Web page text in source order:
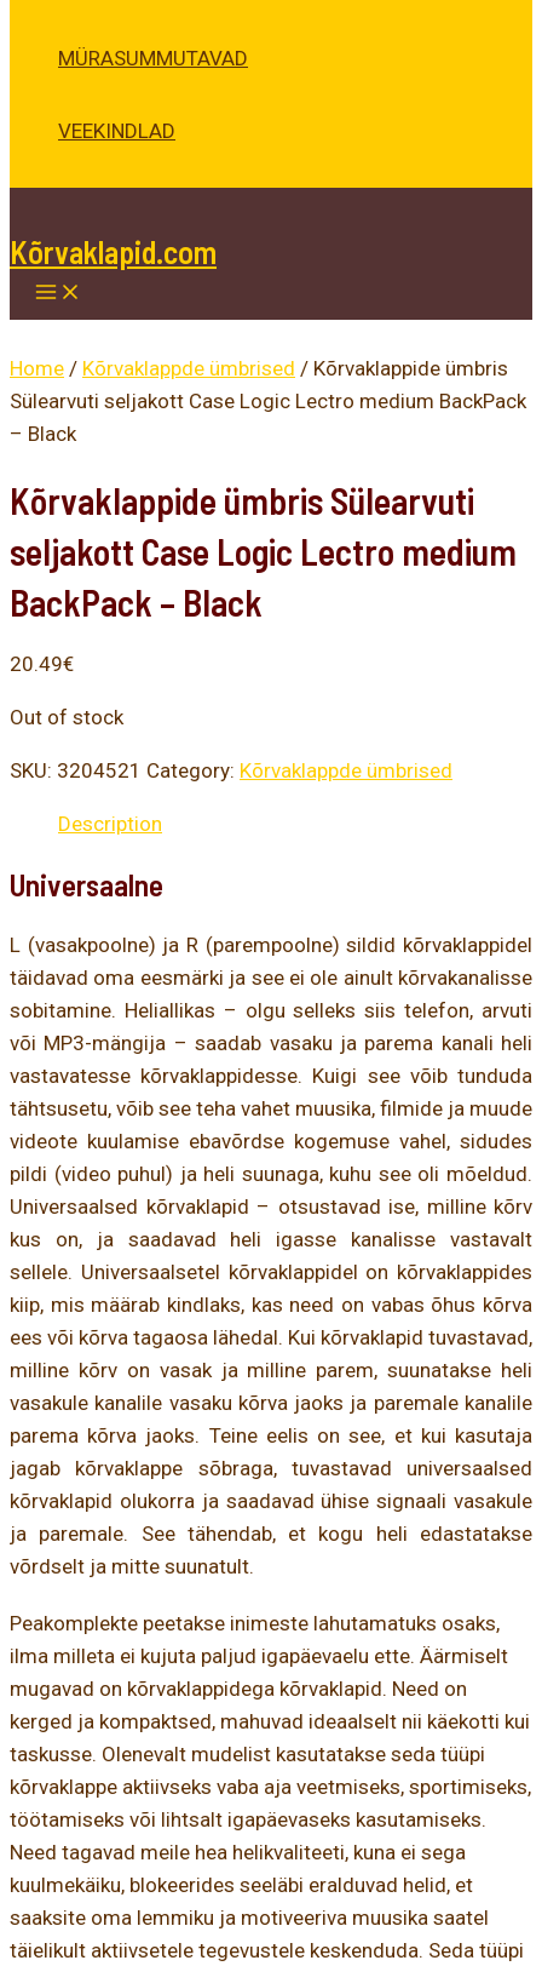
MÜRASUMMUTAVAD
VEEKINDLAD
Kõrvaklapid.com
Home / Kõrvaklappde ümbrised / Kõrvaklappide ümbris
Sülearvuti seljakott Case Logic Lectro medium BackPack
– Black
Kõrvaklappide ümbris Sülearvuti
seljakott Case Logic Lectro medium
BackPack – Black
20.49€
Out of stock
SKU: 3204521 Category: Kõrvaklappde ümbrised
Description
Universaalne
L (vasakpoolne) ja R (parempoolne) sildid kõrvaklappidel
täidavad oma eesmärki ja see ei ole ainult kõrvakanalisse
sobitamine. Heliallikas – olgu selleks siis telefon, arvuti
või MP3-mängija – saadab vasaku ja parema kanali heli
vastavatesse kõrvaklappidesse. Kuigi see võib tunduda
tähtsusetu, võib see teha vahet muusika, filmide ja muude
videote kuulamise ebavõrdse kogemuse vahel, sidudes
pildi (video puhul) ja heli suunaga, kuhu see oli mõeldud.
Universaalsed kõrvaklapid – otsustavad ise, milline kõrv
kus on, ja saadavad heli igasse kanalisse vastavalt
sellele. Universaalsetel kõrvaklappidel on kõrvaklappides
kiip, mis määrab kindlaks, kas need on vabas õhus kõrva
ees või kõrva tagaosa lähedal. Kui kõrvaklapid tuvastavad,
milline kõrv on vasak ja milline parem, suunatakse heli
vasakule kanalile vasaku kõrva jaoks ja paremale kanalile
parema kõrva jaoks. Teine eelis on see, et kui kasutaja
jagab kõrvaklappe sõbraga, tuvastavad universaalsed
kõrvaklapid olukorra ja saadavad ühise signaali vasakule
ja paremale. See tähendab, et kogu heli edastatakse
võrdselt ja mitte suunatult.
Peakomplekte peetakse inimeste lahutamatuks osaks,
ilma milleta ei kujuta paljud igapäevaelu ette. Äärmiselt
mugavad on kõrvaklappidega kõrvaklapid. Need on
kerged ja kompaktsed, mahuvad ideaalselt nii käekotti kui
taskusse. Olenevalt mudelist kasutatakse seda tüüpi
kõrvaklappe aktiivseks vaba aja veetmiseks, sportimiseks,
töötamiseks või lihtsalt igapäevaseks kasutamiseks.
Need tagavad meile hea helikvaliteeti, kuna ei sega
kuulmekäiku, blokeerides seeläbi eralduvad helid, et
saaksite oma lemmiku ja motiveeriva muusika saatel
täielikult aktiivsetele tegevustele keskenduda. Seda tüüpi